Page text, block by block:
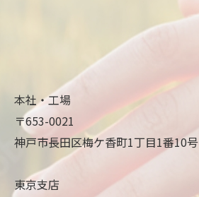
本社・工場
〒653-0021
神戸市長田区梅ケ香町1丁目1番10号
東京支店